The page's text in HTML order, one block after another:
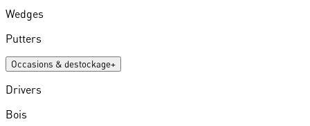
Wedges
Putters
Occasions & destockage+
Drivers
Bois